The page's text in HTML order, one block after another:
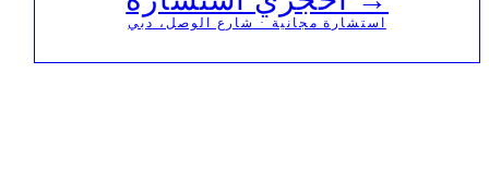
استشارة مجانية · شارع الوصل، دبي